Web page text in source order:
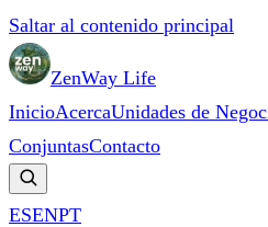
Saltar al contenido principal
ZenWay Life
InicioAcercaUnidades de
ConjuntasContacto
ESENPT